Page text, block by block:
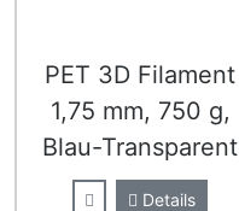
PET 3D Filament
1,75 mm, 750 g,
Blau-Transparent
Details